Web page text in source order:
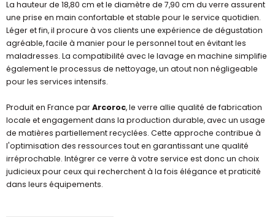
La hauteur de 18,80 cm et le diamètre de 7,90 cm du verre assurent
une prise en main confortable et stable pour le service quotidien.
Léger et fin, il procure à vos clients une expérience de dégustation
agréable, facile à manier pour le personnel tout en évitant les
maladresses. La compatibilité avec le lavage en machine simplifie
également le processus de nettoyage, un atout non négligeable
pour les services intensifs.
Produit en France parArcoroc, le verre allie qualité de fabrication
locale et engagement dans la production durable, avec un usage
de matières partiellement recyclées. Cette approche contribue à
l'optimisation des ressources tout en garantissant une qualité
irréprochable. Intégrer ce verre à votre service est donc un choix
judicieux pour ceux qui recherchent à la fois élégance et praticité
dans leurs équipements.